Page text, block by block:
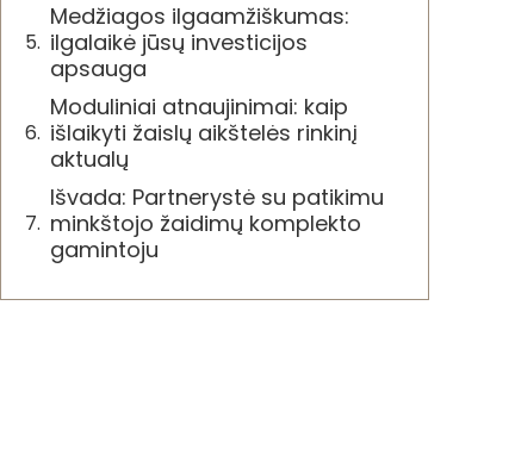
Medžiagos ilgaamžiškumas:
ilgalaikė jūsų investicijos
apsauga
Moduliniai atnaujinimai: kaip
išlaikyti žaislų aikštelės rinkinį
aktualų
Išvada: Partnerystė su patikimu
minkštojo žaidimų komplekto
gamintoju